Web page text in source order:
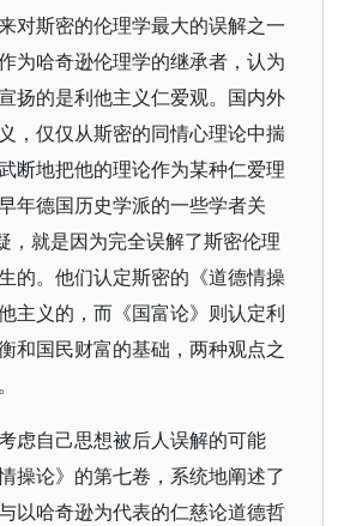
对斯密的伦理学最大的误解之一
为哈奇逊伦理学的继承者，认为
扬的是利他主义仁爱观。国内外
，仅仅从斯密的同情心理论中揣
断地把他的理论作为某种仁爱理
年德国历史学派的一些学者关
，就是因为完全误解了斯密伦理
的。他们认定斯密的《道德情操
主义的，而《国富论》则认定利
和国民财富的基础，两种观点之
虑自己思想被后人误解的可能
操论》的第七卷，系统地阐述了
以哈奇逊为代表的仁慈论道德哲